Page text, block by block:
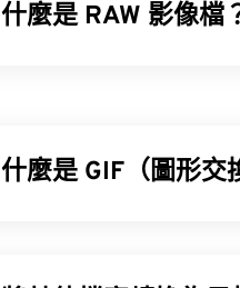
什麼是 RAW 影像檔
如何開啟 RAW 檔案
什麼是 GIF（圖形交